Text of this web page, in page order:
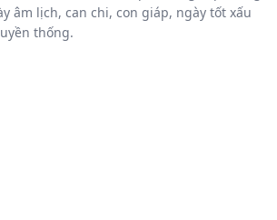
âm lịch, can chi, con giáp, ngày tốt xấu
thống.